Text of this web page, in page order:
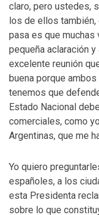
claro, pero ustedes,
los de ellos
pasa es que muchas
pequeña aclaración
excelente reunión
buena porque
tenemos que
Estado Nacional
comerciales, como
Argentinas, que me
Yo quiero
españoles, a los
esta Presidenta
sobre lo que